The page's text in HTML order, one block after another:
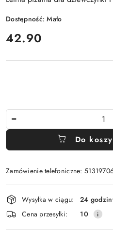
Dostępność:Mało
cena:
42.90
Do
Zamówienie telefoniczne:
Dostępność
i
dostawa
Wysyłka w ciągu:
24
Cena przesyłki:
10